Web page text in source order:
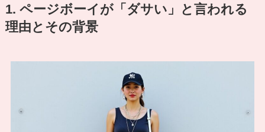
1. ページボーイが「ダサい」と言われる
理由とその背景